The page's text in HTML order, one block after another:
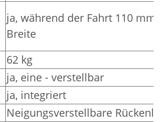
ja, während der Fahrt 110 mm
Breite
62 kg
ja, eine - verstellbar
ja, integriert
Neigungsverstellbare